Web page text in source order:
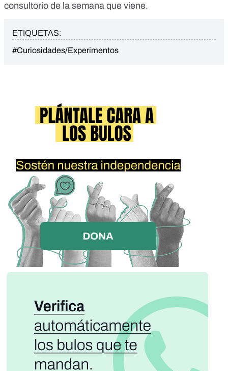
consultorio de la semana que viene.
ETIQUETAS:
#Curiosidades/Experimentos